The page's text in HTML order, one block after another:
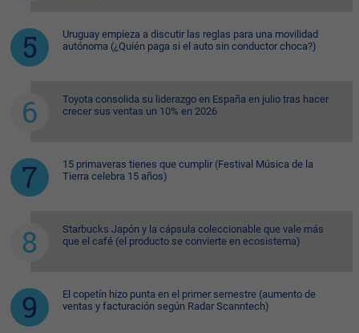
Uruguay empieza a discutir las reglas para una movilidad
autónoma (¿Quién paga si el auto sin conductor choca?)
Toyota consolida su liderazgo en España en julio tras hacer
crecer sus ventas un 10% en 2026
15 primaveras tienes que cumplir (Festival Música de la
Tierra celebra 15 años)
Starbucks Japón y la cápsula coleccionable que vale más
que el café (el producto se convierte en ecosistema)
El copetín hizo punta en el primer semestre (aumento de
ventas y facturación según Radar Scanntech)